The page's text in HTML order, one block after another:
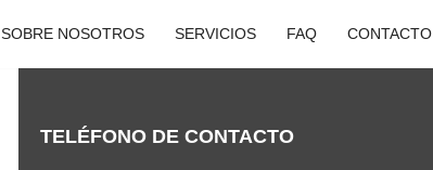
SOBRE NOSOTROS SERVICIOS FAQ CONTACTO
TELÉFONO DE CONTACTO